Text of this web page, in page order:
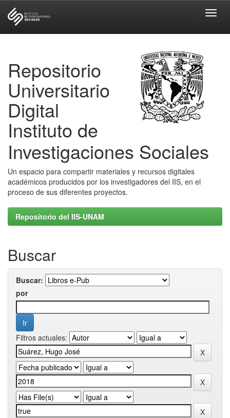
Repositorio
Universitario
Digital
Instituto de
Investigaciones Sociales
Un espacio para compartir materiales y recursos digitales
académicos producidos por los investigadores del IIS, en el
proceso de sus diferentes proyectos.
Repositorio del IIS-UNAM
Buscar
Buscar:
por
Filtros actuales: